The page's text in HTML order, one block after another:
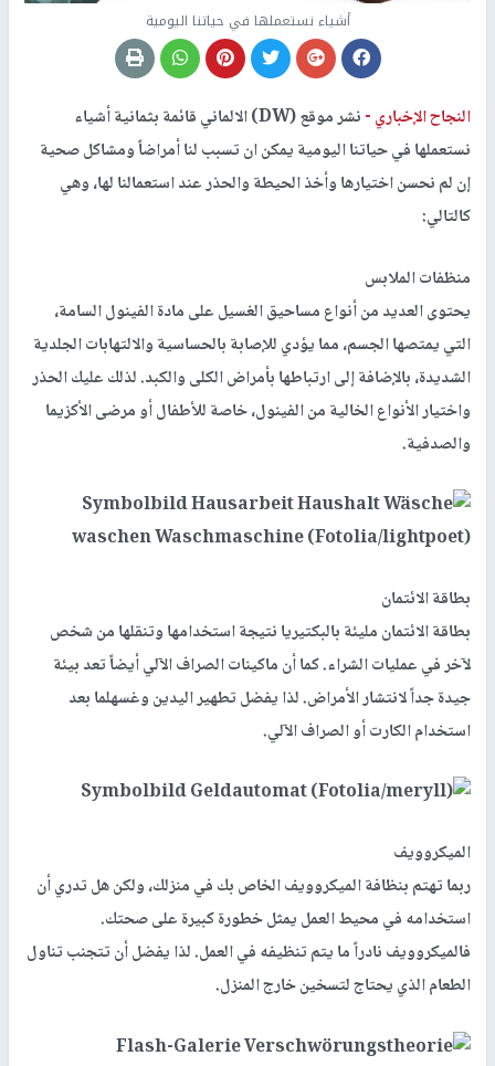
أشياء نستعملها في حياتنا اليومية
النجاح الإخباري -
نشر موقع (DW) الالماني قائمة بثمانية أشياء
نستعملها في حياتنا اليومية يمكن ان تسبب لنا أمراضاً ومشاكل صحية
إن لم نحسن اختيارها وأخذ الحيطة والحذر عند استعمالنا لها، وهي
كالتالي:
منظفات الملابس
يحتوى العديد من أنواع مساحيق الغسيل على مادة الفينول السامة،
التي يمتصها الجسم، مما يؤدي للإصابة بالحساسية والالتهابات الجلدية
الشديدة، بالإضافة إلى ارتباطها بأمراض الكلى والكبد. لذلك عليك الحذر
واختيار الأنواع الخالية من الفينول، خاصة للأطفال أو مرضى الأكزيما
والصدفية.
بطاقة الائتمان
بطاقة الائتمان مليئة بالبكتيريا نتيجة استخدامها وتنقلها من شخص
لآخر في عمليات الشراء. كما أن ماكينات الصراف الآلي أيضاً تعد بيئة
جيدة جداً لانتشار الأمراض. لذا يفضل تطهير اليدين وغسهلما بعد
استخدام الكارت أو الصراف الآلي.
الميكروويف
ربما تهتم بنظافة الميكروويف الخاص بك في منزلك، ولكن هل تدري أن
استخدامه في محيط العمل يمثل خطورة كبيرة على صحتك.
فالميكروويف نادراً ما يتم تنظيفه في العمل. لذا يفضل أن تتجنب تناول
الطعام الذي يحتاج لتسخين خارج المنزل.